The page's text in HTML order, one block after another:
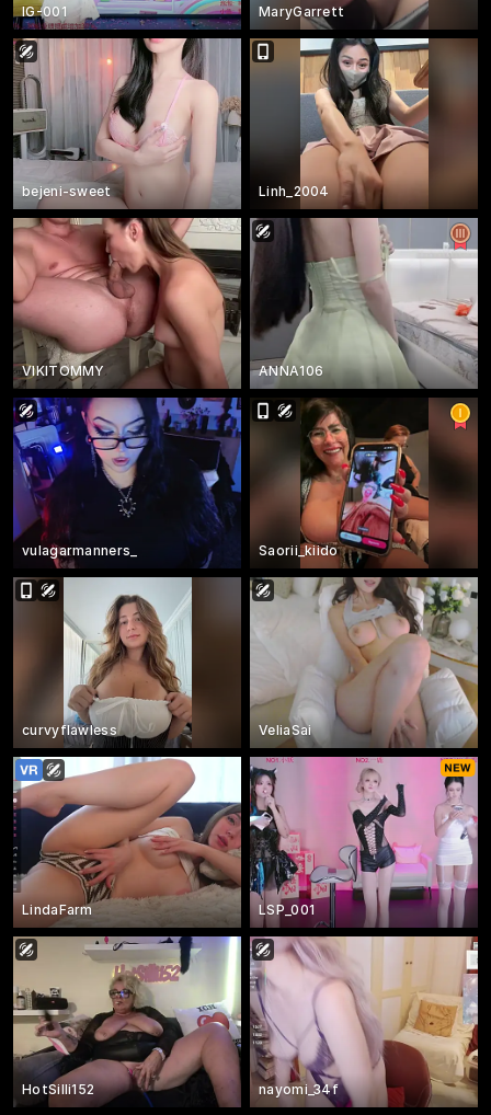
IG-001 MaryGarrett
bejeni-sweet Linh_2004
VIKITOMMY ANNA106
vulagarmanners_ Saorii_kiido
curvyflawless VeliaSai
LindaFarm LSP_001
HotSilli152 nayomi_34f